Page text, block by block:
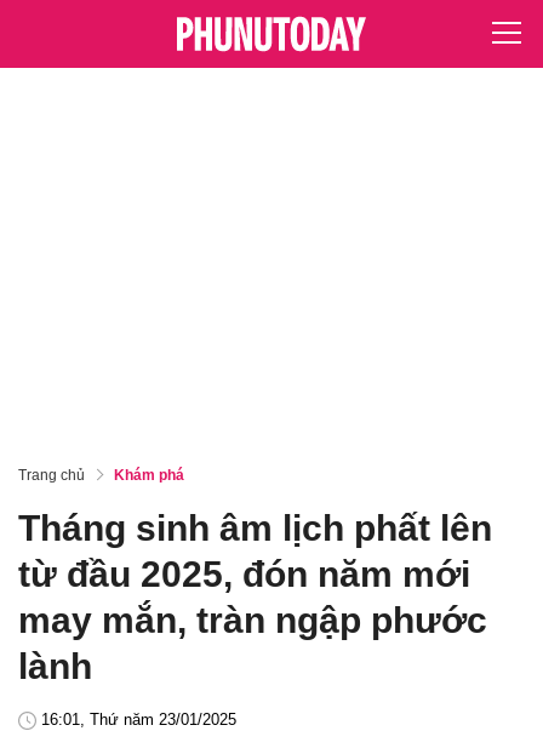
Trang chủ Khám phá
Tháng sinh âm lịch phất lên
từ đầu 2025, đón năm mới
may mắn, tràn ngập phước
lành
16:01, Thứ năm 23/01/2025